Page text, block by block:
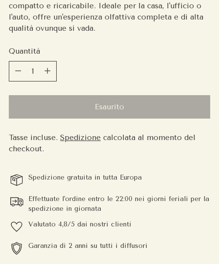
compatto e ricaricabile. Ideale per la casa, l'ufficio o
l'auto, offre un'esperienza olfattiva completa e di alta
qualità ovunque si vada.
Quantità
Quantità
Esaurito
Tasse incluse. Spedizione calcolata al momento del
checkout.
Spedizione gratuita in tutta Europa
Effettuate l'ordine entro le 22:00 nei giorni feriali per la
spedizione in giornata
Valutato 4,8/5 dai nostri clienti
Garanzia di 2 anni su tutti i diffusori